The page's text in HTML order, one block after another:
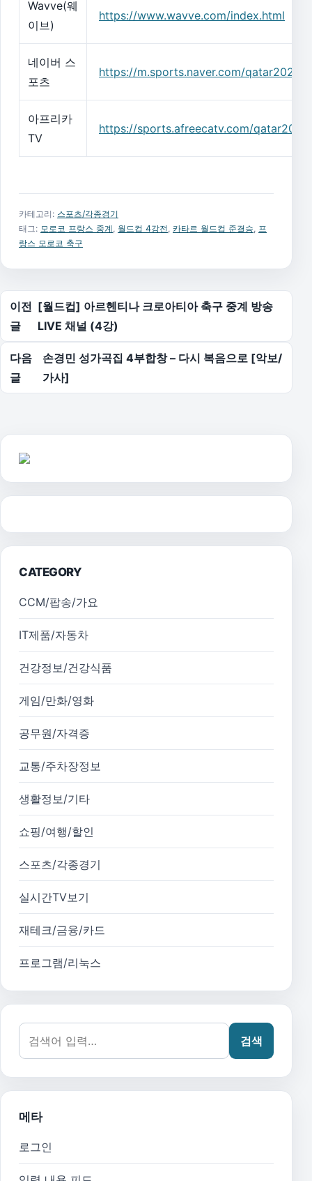
Wavve(웨
이브)
https://www.wavve.com/index.html
네이버 스
포츠
https://m.sports.naver.com/qatar2022/
아프리카
TV
https://sports.afreecatv.com/
카테고리: 스포츠/각종경기
태그: 모로코 프랑스 중계 월드컵 4강전 카타르 월드컵 준결승 프
랑스 모로코 축구
글 탐색
이전
글
[월드컵] 아르헨티나 크로아티아 축구 중계 방송
LIVE 채널 (4강)
다음
글
손경민 성가곡집 4부합창 – 다시 복음으로 [악보/
가사]
CATEGORY
CCM/팝송/가요
IT제품/자동차
건강정보/건강식품
게임/만화/영화
공무원/자격증
교통/주차장정보
생활정보/기타
쇼핑/여행/할인
스포츠/각종경기
실시간TV보기
재테크/금융/카드
프로그램/리눅스
검색어:
검색
메타
로그인